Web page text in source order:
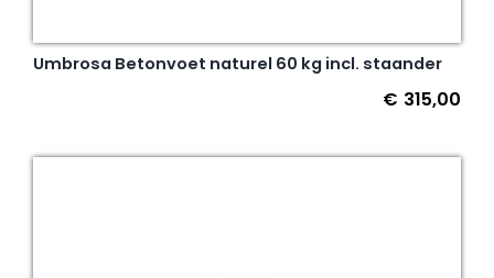
Umbrosa Betonvoet naturel 60 kg incl. staander
€ 315,00